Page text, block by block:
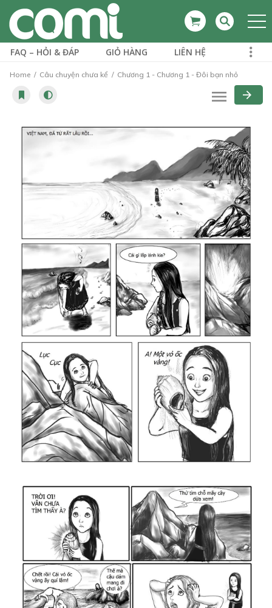
FAQ – HỎI & ĐÁP GIỎ HÀNG LIÊN HỆ
Home Câu chuyện chưa kể Chương 1 - Chương 1 - Đôi bạn nhỏ